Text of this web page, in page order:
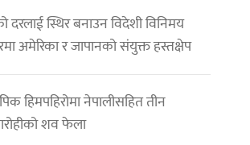
दरलाई स्थिर बनाउन विदेशी विनिमय
अमेरिका र जापानको संयुक्त हस्तक्षेप
पिक हिमपहिरोमा नेपालीसहित तीन
शव फेला